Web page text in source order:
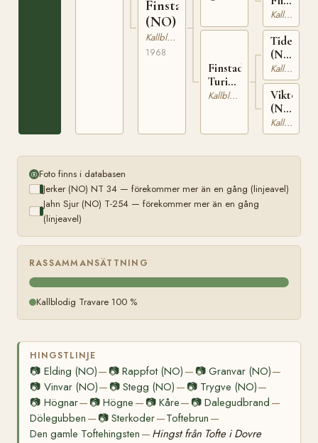
Finstadpila
(NO)
Kallblodig Travare
1968
Finstad
Turi
(NO)Kallblodig Travare
(NO)
Kallblodig Travare
(NO)
T-
220
Kallblodig Travare
Viktoria
(NO)
T-
1211
Kallblodig Travare
Foto finns i databasen
Jerker (NO) NT 34 — förekommer mer än en gång (linjeavel)
Jahn Sjur (NO) T-254 — förekommer mer än en gång
(linjeavel)
RASSAMMANSÄTTNING
Kallblodig Travare 100 %
HINGSTLINJE
📷 Elding (NO)— 📷Rappfot (NO) — 📷 Granvar (NO)—
📷 Vinvar (NO)— 📷Stegg (NO) — 📷 Trygve (NO)—
📷 Högnar— 📷Högne — 📷 Kåre— 📷 Dalegudbrand —
Dölegubben — 📷Sterkoder—Toftebrun —
Den gamle Toftehingsten — Hingst från Tofte i Dovre